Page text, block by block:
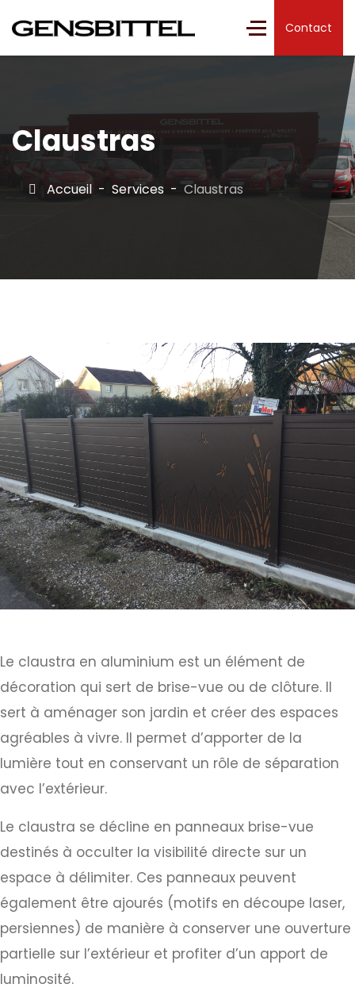
Contact
Claustras
Accueil Services Claustras
Le claustra en aluminium est un élément de
décoration qui sert de brise-vue ou de clôture. Il
sert à aménager son jardin et créer des espaces
agréables à vivre. Il permet d’apporter de la
lumière tout en conservant un rôle de séparation
avec l’extérieur.
Le claustra se décline en panneaux brise-vue
destinés à occulter la visibilité directe sur un
espace à délimiter. Ces panneaux peuvent
également être ajourés (motifs en découpe laser,
persiennes) de manière à conserver une ouverture
partielle sur l’extérieur et profiter d’un apport de
luminosité.